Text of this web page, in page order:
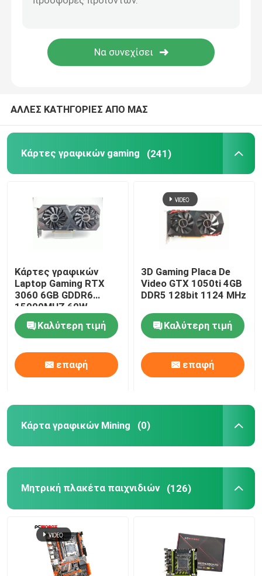
ΑΛΛΕΣ ΚΑΤΗΓΟΡΙΕΣ ΑΠΟ ΜΑΣ
Κάρτες γραφικών gaming (241)
Κάρτες γραφικών
Laptop Gaming RTX
3060 6GB GDDR6
15000MHZ 60W
49mh/S
Καλύτερη τιμή
επαφή
3D Gaming Placa De
Video GTX 1050ti 4GB
DDR5 128bit 1124 MHz
Καλύτερη τιμή
επαφή
Κάρτα γραφικών Mining (0)
Μητρική πλακέτα παιχνιδιών (126)